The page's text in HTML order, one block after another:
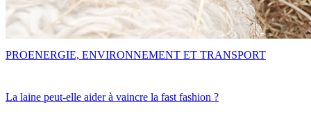
La laine peut-elle aider à vaincre la fast fashion ?
PROENERGIE, ENVIRONNEMENT ET TRANSPORT